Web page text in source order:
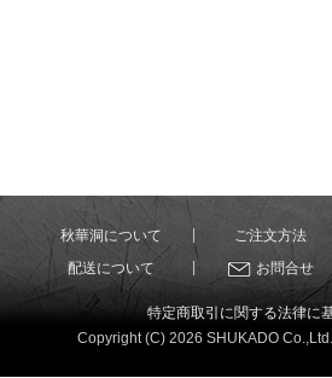
秋華洞について ご注文方法
配送について
お問合せ
特定商取引に関する法律に
Copyright (C) 2026 SHUKADO